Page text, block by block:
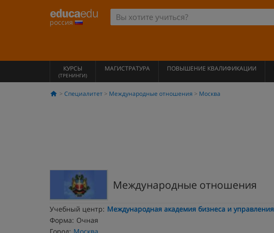
россия
КУРСЫ
(ТРЕНИНГИ)
МАГИСТРАТУРА ПОВЫШЕНИЕ КВАЛИФИКАЦИИ
Специалитет Международные отношения Москва
Международные отношения
Учебный центр: Международная академия бизнеса и управления
Форма: Очная